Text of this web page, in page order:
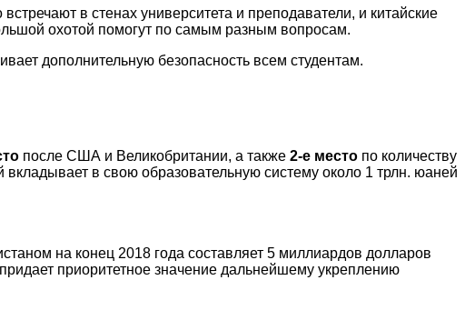
в стенах университета и преподаватели, и китайские
охотой помогут по самым разным вопросам.
дополнительную безопасность всем студентам.
после США и Великобритании, а также 2-е место по количеству
в свою образовательную систему около 1 трлн. юаней
на конец 2018 года составляет 5 миллиардов долларов
приоритетное значение дальнейшему укреплению